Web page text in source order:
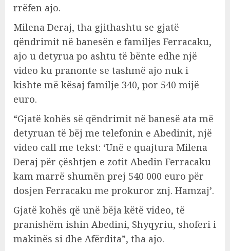
rrëfen ajo.
Milena Deraj, tha gjithashtu se gjatë
qëndrimit në banesën e familjes Ferracaku,
ajo u detyrua po ashtu të bënte edhe një
video ku pranonte se tashmë ajo nuk i
kishte më kësaj familje 340, por 540 mijë
euro.
“Gjatë kohës së qëndrimit në banesë ata më
detyruan të bëj me telefonin e Abedinit, një
video call me tekst: ‘Unë e quajtura Milena
Deraj për çështjen e zotit Abedin Ferracaku
kam marrë shumën prej 540 000 euro për
dosjen Ferracaku me prokuror znj. Hamzaj’.
Gjatë kohës që unë bëja këtë video, të
pranishëm ishin Abedini, Shyqyriu, shoferi i
makinës si dhe Afërdita”, tha ajo.